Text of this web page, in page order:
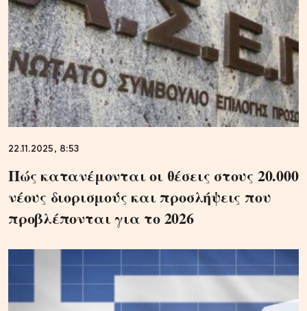
22.11.2025, 8:53
Πώς κατανέμονται οι θέσεις στους 20.000
νέους διορισμούς και προσλήψεις που
προβλέπονται για το 2026